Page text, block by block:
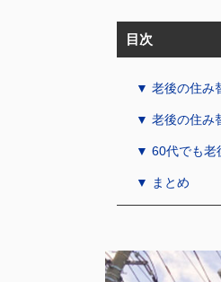
目次
▼ 老後の住み
▼ 老後の住み
▼ 60代でも老
▼ まとめ